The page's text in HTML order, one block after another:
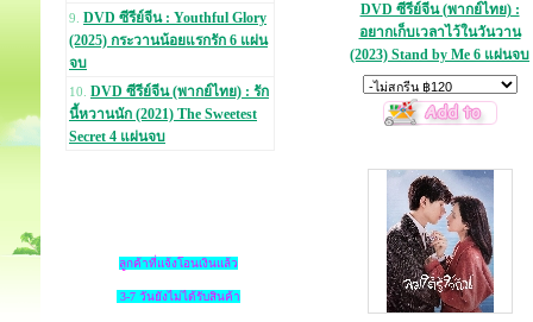
9. DVD ซีรีย์จีน : Youthful Glory
(2025) กระวานน้อยแรกรัก 6 แผ่น
จบ
10. DVD ซีรีย์จีน (พากย์ไทย) : รัก
นี้หวานนัก (2021) The Sweetest
Secret 4 แผ่นจบ
ลูกค้าที่แจ้งโอนเงินแล้ว
3-7 วันยังไม่ได้รับสินค้า
DVD ซีรีย์จีน (พากย์ไทย) :
อยากเก็บเวลาไว้ในวันวาน
(2023) Stand by Me 6 แผ่นจบ